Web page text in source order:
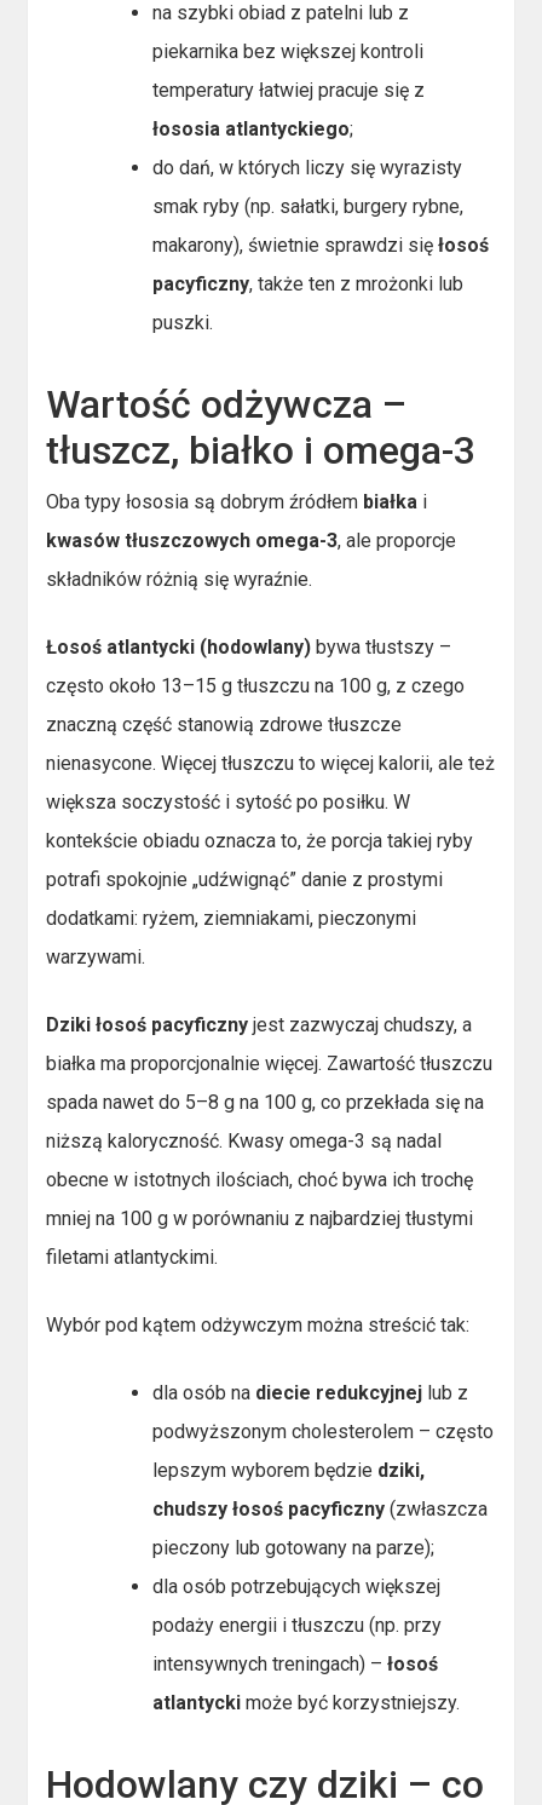
na szybki obiad z patelni lub z
piekarnika bez większej kontroli
temperatury łatwiej pracuje się z
łososia atlantyckiego;
do dań, w których liczy się wyrazisty
smak ryby (np. sałatki, burgery rybne,
makarony), świetnie sprawdzi sięłosoś
pacyficzny, także ten z mrożonki lub
puszki.
Wartość odżywcza –
tłuszcz, białko i omega-3
Oba typy łososia są dobrym źródłem białka i
kwasów tłuszczowych omega-3, ale proporcje
składników różnią się wyraźnie.
Łosoś atlantycki (hodowlany) bywa tłustszy –
często około 13–15 g tłuszczu na 100 g, z czego
znaczną część stanowią zdrowe tłuszcze
nienasycone. Więcej tłuszczu to więcej kalorii, ale też
większa soczystość i sytość po posiłku. W
kontekście obiadu oznacza to, że porcja takiej ryby
potrafi spokojnie „udźwignąć” danie z prostymi
dodatkami: ryżem, ziemniakami, pieczonymi
warzywami.
Dziki łosoś pacyficzny jest zazwyczaj chudszy, a
białka ma proporcjonalnie więcej. Zawartość tłuszczu
spada nawet do 5–8 g na 100 g, co przekłada się na
niższą kaloryczność. Kwasy omega-3 są nadal
obecne w istotnych ilościach, choć bywa ich trochę
mniej na 100 g w porównaniu z najbardziej tłustymi
filetami atlantyckimi.
Wybór pod kątem odżywczym można streścić tak:
dla osób na diecie redukcyjnej lub z
podwyższonym cholesterolem – często
lepszym wyborem będzie dziki,
chudszy łosoś pacyficzny (zwłaszcza
pieczony lub gotowany na parze);
dla osób potrzebujących większej
podaży energii i tłuszczu (np. przy
intensywnych treningach) –łosoś
atlantycki może być korzystniejszy.
Hodowlany czy dziki – co